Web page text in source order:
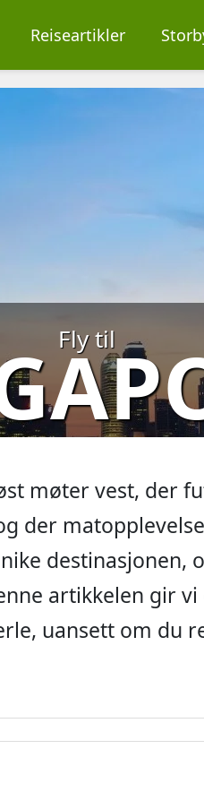
Reiseartikler
Fly til
møter vest, der
der
destinasjonen,
artikkelen gir
uansett om du